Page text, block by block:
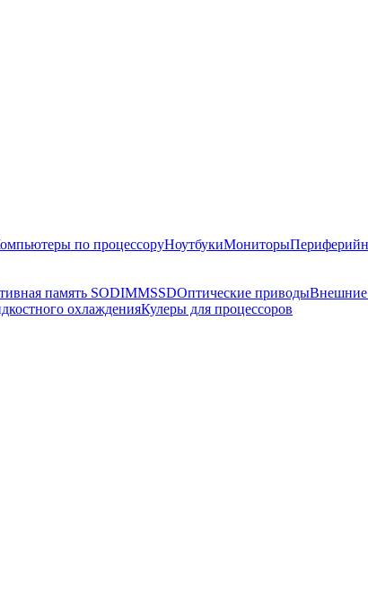
по процессоруНоутбукиМониторы
память SODIMMSSDОптические приводыВнешние
охлажденияКулеры для процессоров